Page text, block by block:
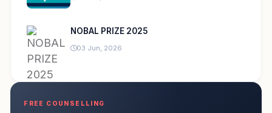
NOBAL PRIZE 2025
03 Jun, 2026
FREE COUNSELLING